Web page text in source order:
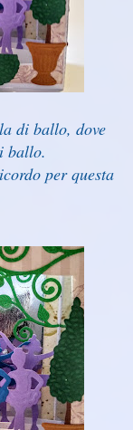
di ballo, dove
ballo.
per questa